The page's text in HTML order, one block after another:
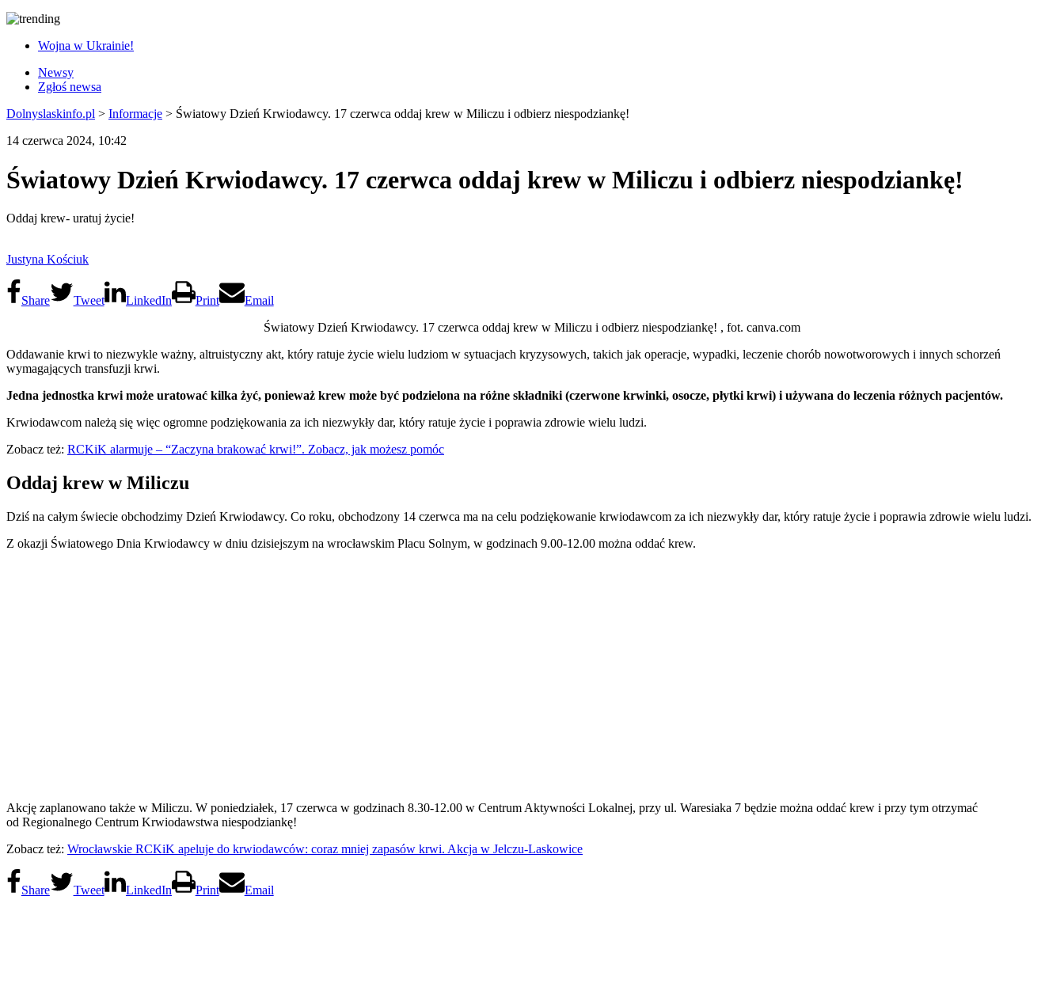
Wojna w Ukrainie!
Newsy
Zgłoś newsa
Dolnyslaskinfo.pl > Informacje > Światowy Dzień Krwiodawcy. 17 czerwca oddaj krew w Miliczu i odbierz niespodziankę!
14 czerwca 2024, 10:42
Światowy Dzień Krwiodawcy. 17 czerwca oddaj krew w Miliczu i odbierz niespodziankę!
Oddaj krew- uratuj życie!
Justyna Kościuk
Share Tweet LinkedIn Print
Email
Światowy Dzień Krwiodawcy. 17 czerwca oddaj krew w Miliczu i odbierz niespodziankę! , fot. canva.com
Oddawanie krwi to niezwykle ważny, altruistyczny akt, który ratuje życie wielu ludziom w sytuacjach kryzysowych, takich jak operacje, wypadki, leczenie chorób nowotworowych i innych schorzeń
wymagających transfuzji krwi.
Jedna jednostka krwi może uratować kilka żyć, ponieważ krew może być podzielona na różne składniki (czerwone krwinki, osocze, płytki krwi) i używana do leczenia różnych pacjentów.
Krwiodawcom należą się więc ogromne podziękowania za ich niezwykły dar, który ratuje życie i poprawia zdrowie wielu ludzi.
Zobacz też: RCKiK alarmuje – “Zaczyna brakować krwi!”. Zobacz, jak możesz pomóc
Oddaj krew w Miliczu
Dziś na całym świecie obchodzimy Dzień Krwiodawcy. Co roku, obchodzony 14 czerwca ma na celu podziękowanie krwiodawcom za ich niezwykły dar, który ratuje życie i poprawia zdrowie wielu ludzi.
Z okazji Światowego Dnia Krwiodawcy w dniu dzisiejszym na wrocławskim Placu Solnym, w godzinach 9.00-12.00 można oddać krew.
Akcję zaplanowano także w Miliczu. W poniedziałek, 17 czerwca w godzinach 8.30-12.00 w Centrum Aktywności Lokalnej, przy ul. Waresiaka 7 będzie można oddać krew i przy tym otrzymać
od Regionalnego Centrum Krwiodawstwa niespodziankę!
Zobacz też: Wrocławskie RCKiK apeluje do krwiodawców: coraz mniej zapasów krwi. Akcja w Jelczu-Laskowice
Share Tweet LinkedIn Print Email